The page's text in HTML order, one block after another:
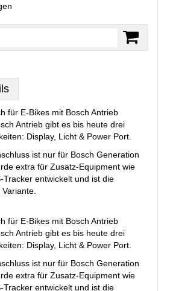
für E-Bikes mit Bosch Antrieb
Antrieb gibt es bis heute drei
Display, Licht & Power Port.
ist nur für Bosch Generation
extra für Zusatz-Equipment wie
Tracker entwickelt und ist die
für E-Bikes mit Bosch Antrieb
Antrieb gibt es bis heute drei
Display, Licht & Power Port.
ist nur für Bosch Generation
extra für Zusatz-Equipment wie
Tracker entwickelt und ist die